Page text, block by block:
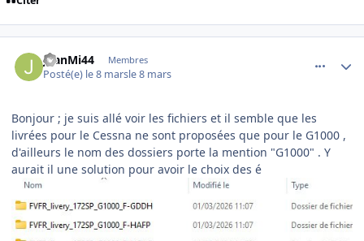
JeanMi44 Membres
Posté(e) le 8 marsle 8 mars
Bonjour ; je suis allé voir les fichiers et il semble que les
livrées pour le Cessna ne sont proposées que pour le G1000 ,
d'ailleurs le nom des dossiers porte la mention "G1000" . Y
aurait il une solution pour avoir le choix des é